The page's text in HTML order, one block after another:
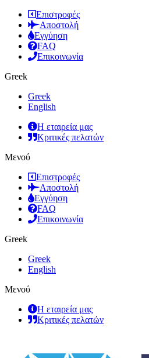
Επιστροφές
Αποστολή
Εγγύηση
FAQ
Επικοινωνία
Greek
Greek
English
Η εταιρεία μας
Κριτικές πελατών
Μενού
Επιστροφές
Αποστολή
Εγγύηση
FAQ
Επικοινωνία
Greek
Greek
English
Μενού
Η εταιρεία μας
Κριτικές πελατών